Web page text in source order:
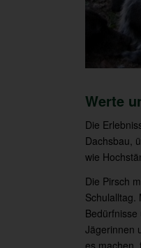
Werte
Die
Dachsbau,
wie
Die Pirsch
Schulalltag.
Jägerinnen